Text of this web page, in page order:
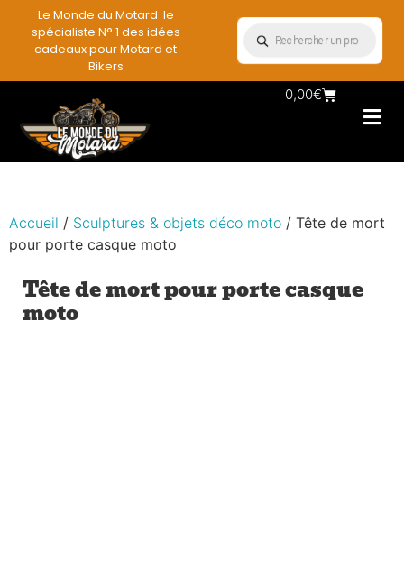
Le Monde du Motard le
spécialiste N° 1 des idées
cadeaux pour Motard et
Bikers
0,00€
Accueil / Sculptures & objets déco moto / Tête de mort
pour porte casque moto
Tête de mort pour porte casque
moto